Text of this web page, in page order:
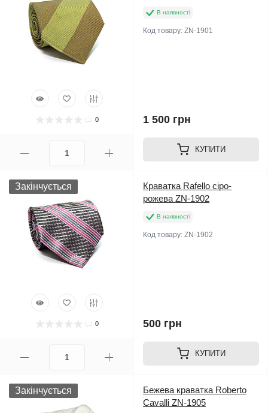
0
В наявності
Код товару: ZN-1901
1 500 грн
КУПИТИ
Закінчується
0
Краватка Rafello сіро-
рожева ZN-1902
В наявності
Код товару: ZN-1902
500 грн
КУПИТИ
Закінчується
Бежева краватка Roberto
Cavalli ZN-1905